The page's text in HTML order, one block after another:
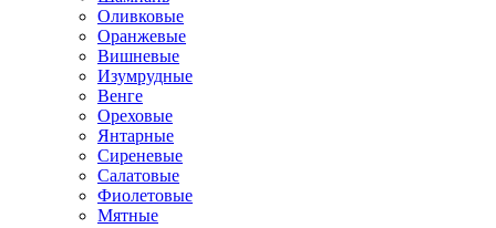
Оливковые
Оранжевые
Вишневые
Изумрудные
Венге
Ореховые
Янтарные
Сиреневые
Салатовые
Фиолетовые
Мятные